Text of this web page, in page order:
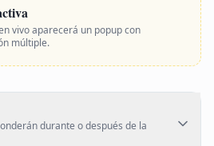
vivo aparecerá un popup con
múltiple.
durante o después de la